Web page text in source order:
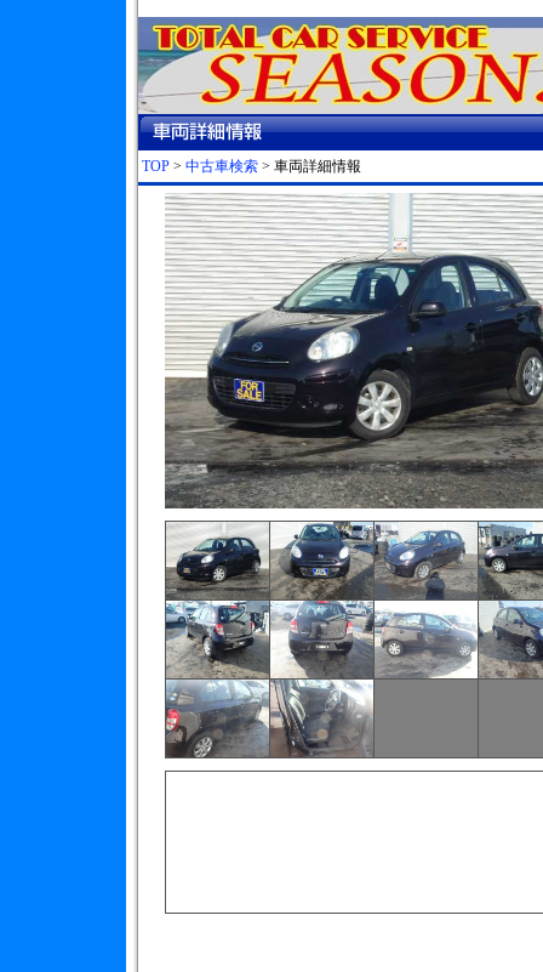
TOP > 中古車検索 > 車両詳細情報